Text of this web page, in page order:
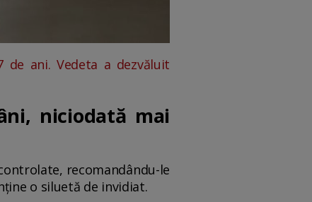
de ani. Vedeta a dezvăluit
niciodată mai
recomandându-le
o siluetă de invidiat.